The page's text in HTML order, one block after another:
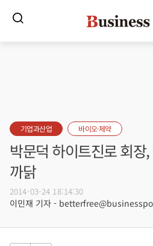
기업과산업 바이오·제약
박문덕 하이트진로 회장
까닭
2014-03-24 18:14:30
이민재 기자 -